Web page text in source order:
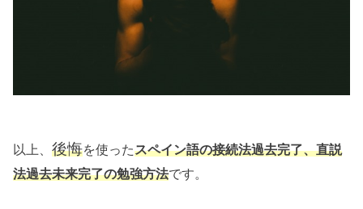
以上、後悔を使ったスペイン語の接続法過去完了、直説
法過去未来完了の勉強方法です。